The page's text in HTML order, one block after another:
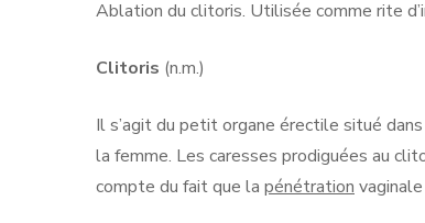
Ablation du clitoris. Utilisée comme rite
Clitoris (n.m.)
Il s’agit du petit organe érectile situé
la femme. Les caresses prodiguées au
compte du fait que la pénétration